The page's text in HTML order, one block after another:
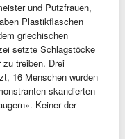
und Putzfrauen,
Plastikflaschen
griechischen
setzte Schlagstöcke
zu treiben. Drei
16 Menschen wurden
skandierten
Keiner der